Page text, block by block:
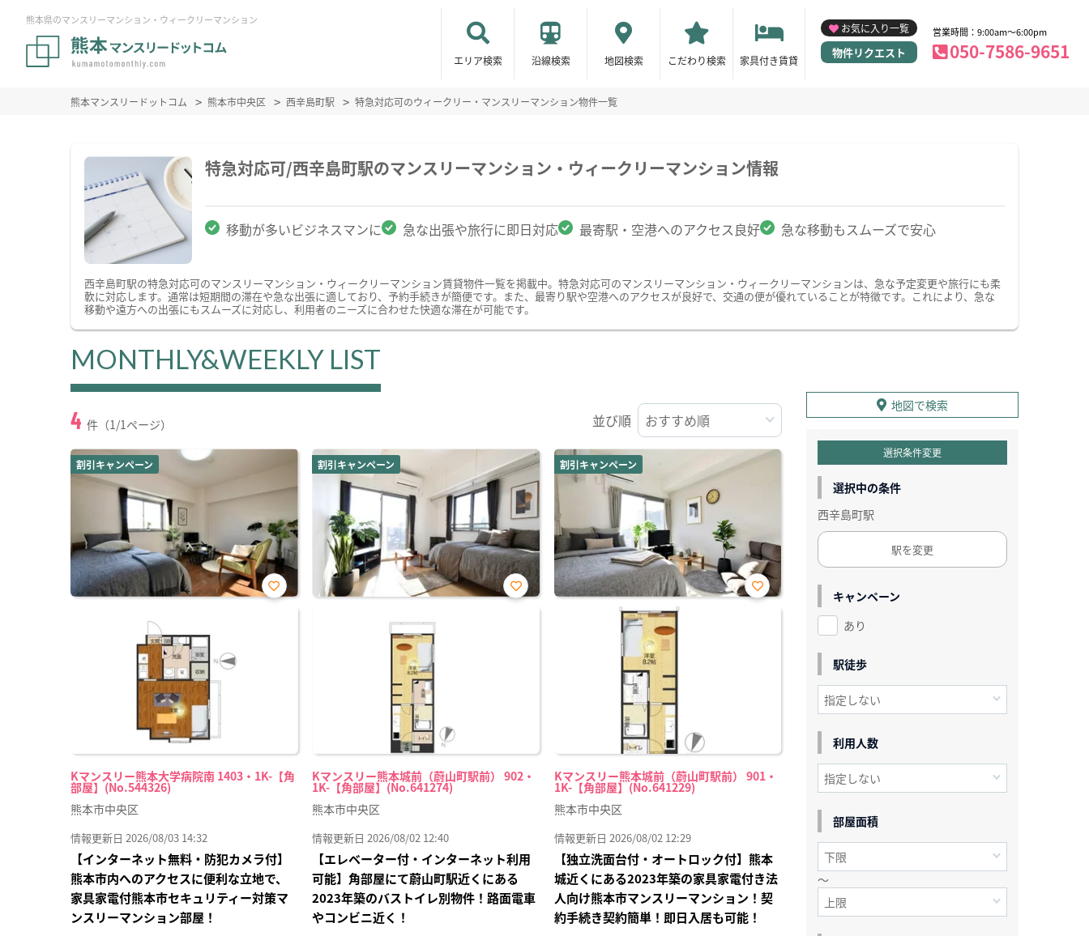
熊本県のマンスリーマンション・ウィークリーマンション
エリア検索 沿線検索 地図検索 こだわり検索 家具付き賃貸
お気に入り一覧
物件リクエスト
営業時間：9:00am～6:00pm
050-7586-9651
熊本マンスリードットコム 熊本市中央区 西辛島町駅 特急対応可のウィークリー・マンスリーマンション物件一覧
特急対応可/西辛島町駅のマンスリーマンション・ウィークリーマンション情報
移動が多いビジネスマンに 急な出張や旅行に即日対応 最寄駅・空港へのアクセス良好 急な移動もスムーズで安心
西辛島町駅の特急対応可のマンスリーマンション・ウィークリーマンション賃貸物件一覧を掲載中。特急対応可のマンスリーマンション・ウィークリーマンションは、急な予定変更や旅行にも柔
軟に対応します。通常は短期間の滞在や急な出張に適しており、予約手続きが簡便です。また、最寄り駅や空港へのアクセスが良好で、交通の便が優れていることが特徴です。これにより、急な
移動や遠方への出張にもスムーズに対応し、利用者のニーズに合わせた快適な滞在が可能です。
MONTHLY&WEEKLY LIST
4 件（1/1ページ） 並び順
割引キャンペーン
Kマンスリー熊本大学病院南 1403・1K-【角
部屋】(No.544326)
お気
熊本市中央区
情報更新日 2026/08/03 14:32
【インターネット無料・防犯カメラ付】
熊本市内へのアクセスに便利な立地で、
家具家電付熊本市セキュリティー対策マ
ンスリーマンション部屋！
割引キャンペーン
Kマンスリー熊本城前（蔚山町駅前） 902・
1K-【角部屋】(No.641274)
お気
熊本市中央区
情報更新日 2026/08/02 12:40
【エレベーター付・インターネット利用
可能】角部屋にて蔚山町駅近くにある
2023年築のバストイレ別物件！路面電車
やコンビニ近く！
割引キャンペーン
Kマンスリー熊本城前（蔚山町駅前） 901・
1K-【角部屋】(No.641229)
お気
熊本市中央区
情報更新日 2026/08/02 12:29
【独立洗面台付・オートロック付】熊本
城近くにある2023年築の家具家電付き法
人向け熊本市マンスリーマンション！契
約手続き契約簡単！即日入居も可能！
地図で検索
選択条件変更
選択中の条件
西辛島町駅
駅を変更
キャンペーン
あり
駅徒歩
利用人数
部屋面積
～